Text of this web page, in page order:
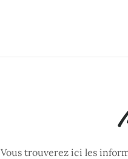
Vous trouverez ici les